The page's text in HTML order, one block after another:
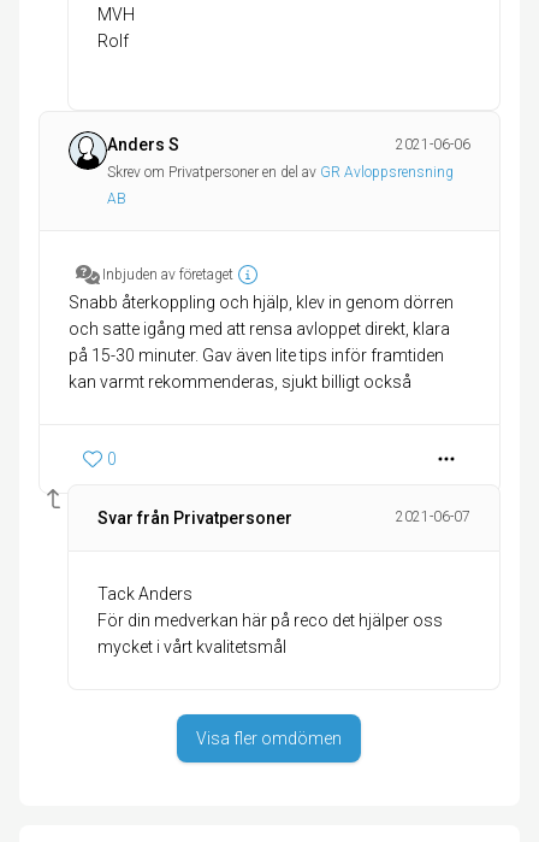
MVH
Rolf
Anders S
2021-06-06
Skrev om Privatpersoner en del av GR Avloppsrensning
AB
Inbjuden av företaget
Snabb återkoppling och hjälp, klev in genom dörren
och satte igång med att rensa avloppet direkt, klara
på 15-30 minuter. Gav även lite tips inför framtiden
kan varmt rekommenderas, sjukt billigt också
0
Svar från Privatpersoner 2021-06-07
Tack Anders
För din medverkan här på reco det hjälper oss
mycket i vårt kvalitetsmål
Visa fler omdömen